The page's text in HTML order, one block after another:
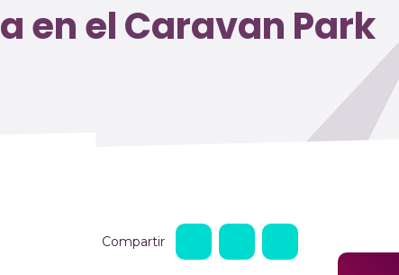
en el Caravan Park
Compartir